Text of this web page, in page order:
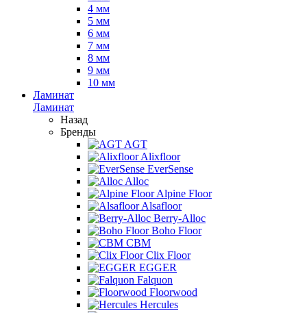
4 мм
5 мм
6 мм
7 мм
8 мм
9 мм
10 мм
Ламинат
Ламинат
Назад
Бренды
AGT
Alixfloor
EverSense
Alloc
Alpine Floor
Alsafloor
Berry-Alloc
Boho Floor
CBM
Clix Floor
EGGER
Falquon
Floorwood
Hercules